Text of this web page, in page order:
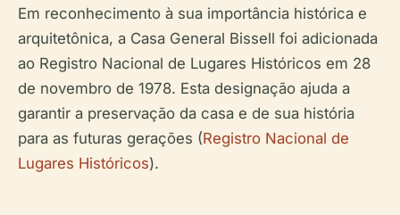
Em reconhecimento à sua importância histórica e
arquitetônica, a Casa General Bissell foi adicionada
ao Registro Nacional de Lugares Históricos em 28
de novembro de 1978. Esta designação ajuda a
garantir a preservação da casa e de sua história
para as futuras gerações (Registro Nacional de
Lugares Históricos).